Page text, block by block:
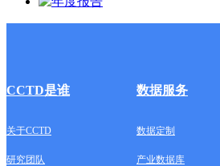
CCTD是谁 数据服务
关于CCTD 数据定制
研究团队 产业数据库